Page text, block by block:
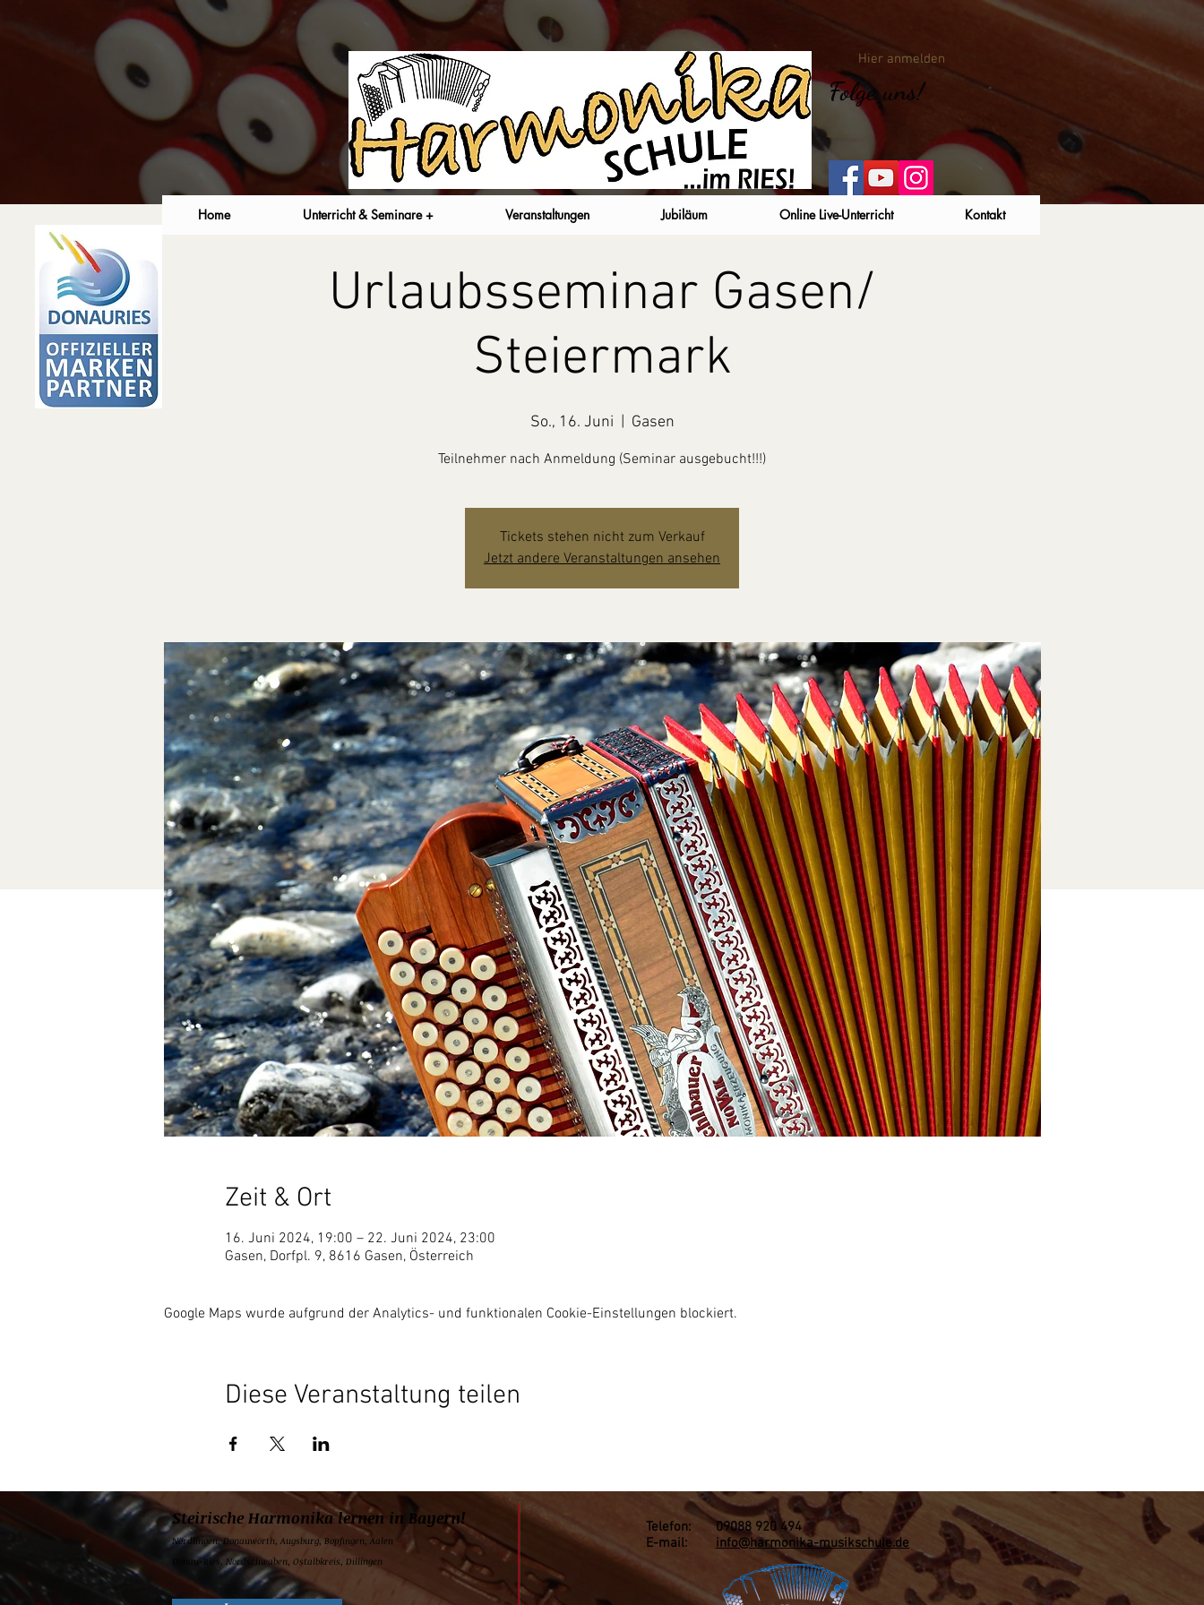
Hier anmelden
Folge uns!
Urlaubsseminar Gasen/
Steiermark
So., 16. Juni Gasen
Teilnehmer nach Anmeldung (Seminar ausgebucht!!!)
Tickets stehen nicht zum Verkauf
Jetzt andere Veranstaltungen ansehen
Zeit & Ort
16. Juni 2024, 19:00 – 22. Juni 2024, 23:00
Gasen, Dorfpl. 9, 8616 Gasen, Österreich
Google Maps wurde aufgrund der Analytics- und funktionalen Cookie-Einstellungen blockiert.
Diese Veranstaltung teilen
Home Unterricht & Seminare + Veranstaltungen Jubiläum Online Live-Unterricht Kontakt
Steirische Harmonika lernen in Bayern!
Nördlingen,Donauwörth,Augsburg,Bopfingen, Aalen
Donau-Ries, Nordschwaben, Ostalbkreis, Dillingen
Telefon: 09088 920 494
E-mail: info@harmonika-musikschule.de